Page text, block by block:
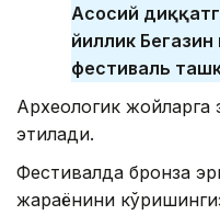
Асосий
йиллик
фестиваль
Археологик жойларга
этилади.
Фестивалда бронза
жараёнини